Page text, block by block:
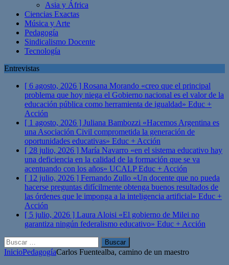
Asia y África
Ciencias Exactas
Música y Arte
Pedagogía
Sindicalismo Docente
Tecnología
Entrevistas
[ 6 agosto, 2026 ] Rosana Morando «creo que el principal
problema que hoy niega el Gobierno nacional es el valor de la
educación pública como herramienta de igualdad» Educ +
Acción
[ 1 agosto, 2026 ] Juliana Bambozzi «Hacemos Argentina es
una Asociación Civil comprometida la generación de
oportunidades educativas» Educ + Acción
[ 28 julio, 2026 ] María Navarro «en el sistema educativo hay
una deficiencia en la calidad de la formación que se va
acentuando con los años» UCALPEduc + Acción
[ 12 julio, 2026 ] Fernando Zullo «Un docente que no pueda
hacerse preguntas difícilmente obtenga buenos resultados de
las órdenes que le imponga a la inteligencia artificial» Educ +
Acción
[ 5 julio, 2026 ] Laura Aloisi «El gobierno de Milei no
garantiza ningún federalismo educativo» Educ + Acción
Buscar:
InicioPedagogíaCarlos Fuentealba, camino de un maestro